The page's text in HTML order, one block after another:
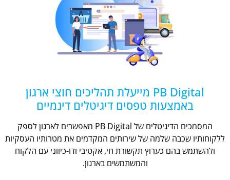
PB Digital מייעלת תהליכים חוצי ארגון
באמצעות טפסים דיגיטלים דינמיים
המסמכים הדיגיטלים של PB Digital מאפשרים לארגון לספק
ללקוחותיו שכבה שלמה של שירותים המקדמים את מטרותיו העסקיות
ולהשתמש בהם כערוץ תקשורת חי, אקטיבי ודו-כיווני עם הלקוח
והמשתמשים בארגון.